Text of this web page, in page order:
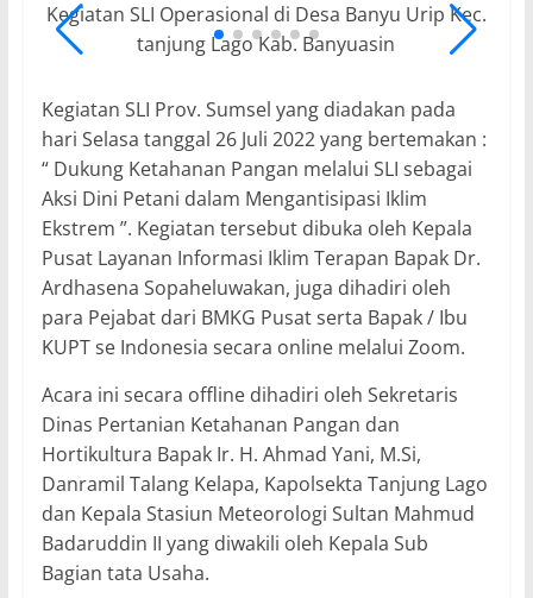
Kegiatan SLI Operasional di Desa Banyu Urip Kec.
tanjung Lago Kab. Banyuasin
Kegiatan SLI Prov. Sumsel yang diadakan pada
hari Selasa tanggal 26 Juli 2022 yang bertemakan :
“ Dukung Ketahanan Pangan melalui SLI sebagai
Aksi Dini Petani dalam Mengantisipasi Iklim
Ekstrem ”. Kegiatan tersebut dibuka oleh Kepala
Pusat Layanan Informasi Iklim Terapan Bapak Dr.
Ardhasena Sopaheluwakan, juga dihadiri oleh
para Pejabat dari BMKG Pusat serta Bapak / Ibu
KUPT se Indonesia secara online melalui Zoom.
Acara ini secara offline dihadiri oleh Sekretaris
Dinas Pertanian Ketahanan Pangan dan
Hortikultura Bapak Ir. H. Ahmad Yani, M.Si,
Danramil Talang Kelapa, Kapolsekta Tanjung Lago
dan Kepala Stasiun Meteorologi Sultan Mahmud
Badaruddin II yang diwakili oleh Kepala Sub
Bagian tata Usaha.